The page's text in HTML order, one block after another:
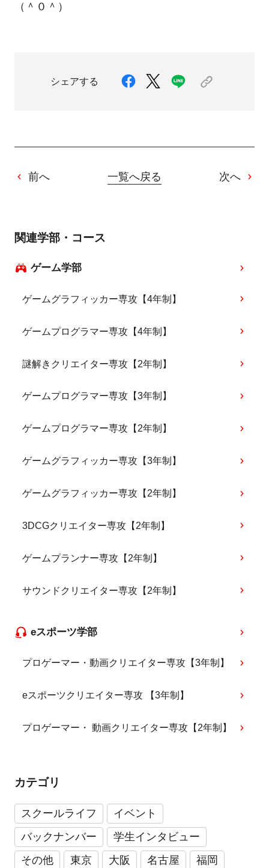
（＾０＾）
シェアする
前へ 一覧へ戻る 次へ
関連学部・コース
ゲーム学部
ゲームグラフィッカー専攻【4年制】
ゲームプログラマー専攻【4年制】
謎解きクリエイター専攻【2年制】
ゲームプログラマー専攻【3年制】
ゲームプログラマー専攻【2年制】
ゲームグラフィッカー専攻【3年制】
ゲームグラフィッカー専攻【2年制】
3DCGクリエイター専攻【2年制】
ゲームプランナー専攻【2年制】
サウンドクリエイター専攻【2年制】
eスポーツ学部
プロゲーマー・動画クリエイター専攻【3年制】
eスポーツクリエイター専攻 【3年制】
プロゲーマー・ 動画クリエイター専攻【2年制】
カテゴリ
スクールライフ
イベント
バックナンバー
学生インタビュー
その他
東京 大阪 名古屋 福岡